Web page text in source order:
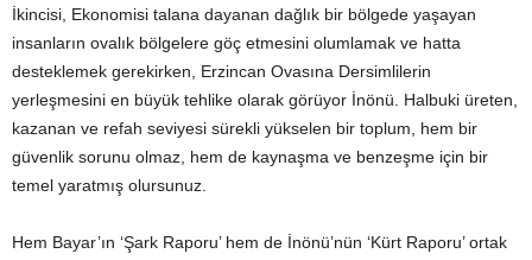
İkincisi, Ekonomisi talana dayanan dağlık bir bölgede yaşayan
insanların ovalık bölgelere göç etmesini olumlamak ve hatta
desteklemek gerekirken, Erzincan Ovasına Dersimlilerin
yerleşmesini en büyük tehlike olarak görüyor İnönü. Halbuki üreten,
kazanan ve refah seviyesi sürekli yükselen bir toplum, hem bir
güvenlik sorunu olmaz, hem de kaynaşma ve benzeşme için bir
temel yaratmış olursunuz.
Hem Bayar’ın ‘Şark Raporu’ hem de İnönü’nün ‘Kürt Raporu’ ortak